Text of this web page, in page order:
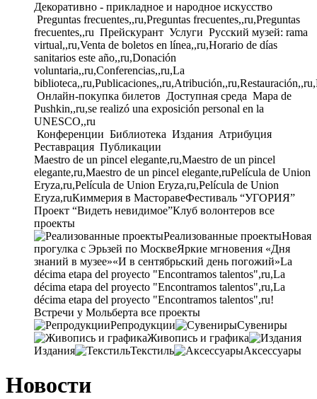
Декоративно - прикладное и народное искусство
Preguntas frecuentes,,ru,Preguntas frecuentes,,ru,Preguntas
frecuentes,,ru Прейскурант Услуги Русский музей: rama
virtual,,ru,Venta de boletos en línea,,ru,Horario de días
sanitarios este año,,ru,Donación
voluntaria,,ru,Conferencias,,ru,La
Онлайн-покупка билетов Доступная среда Mapa de
Pushkin,,ru,se realizó una exposición personal en la
UNESCO,,ru
Конференции Библиотека Издания Атрибуция
Реставрация Публикации
Maestro de un pincel elegante,ru,Maestro de un pincel
elegante,ru,Maestro de un pincel elegante,ruPelícula de Union
Eryza,ru,Película de Union Eryza,ru,Película de Union
Eryza,ruКиммерия в МасторавеФестиваль “УГОРИЯ”
Проект “Видеть невидимое”Клуб волонтеров все
проекты
Реализованные проектыНовая
прогулка с Эрьзей по МосквеЯркие мгновения «Дня
знаний в музее»«И в сентябрьский день погожий»La
décima etapa del proyecto "Encontramos talentos",ru,La
décima etapa del proyecto "Encontramos talentos",ru,La
décima etapa del proyecto "Encontramos talentos",ru!
Встречи у Мольберта все проекты
Репродукции
Сувениры
Живопись и графика
Издания
Текстиль Аксессуары
Новости